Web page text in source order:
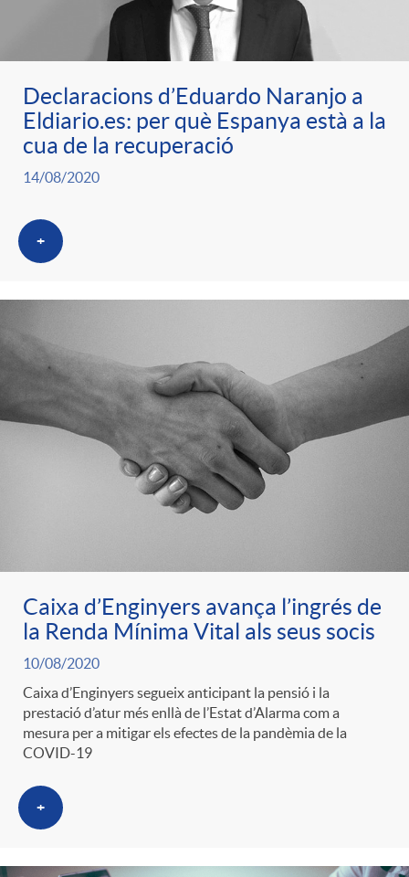
r
a
S
a
l
a
d
r
e
n
s
a
p
e
c
t
e
r
i
e
s
e
n
d
A
n
a
F
i
l
c
a
d
o
r
d
c
o
n
t
i
n
Declaracions d’Eduardo Naranjo a
Eldiario.es: per què Espanya està a la
cua de la recuperació
14/08/2020
+
Caixa d’Enginyers avança l’ingrés de
la Renda Mínima Vital als seus socis
10/08/2020
Caixa d’Enginyers segueix anticipant la pensió i la
prestació d’atur més enllà de l’Estat d’Alarma com a
mesura per a mitigar els efectes de la pandèmia de la
COVID-19
+